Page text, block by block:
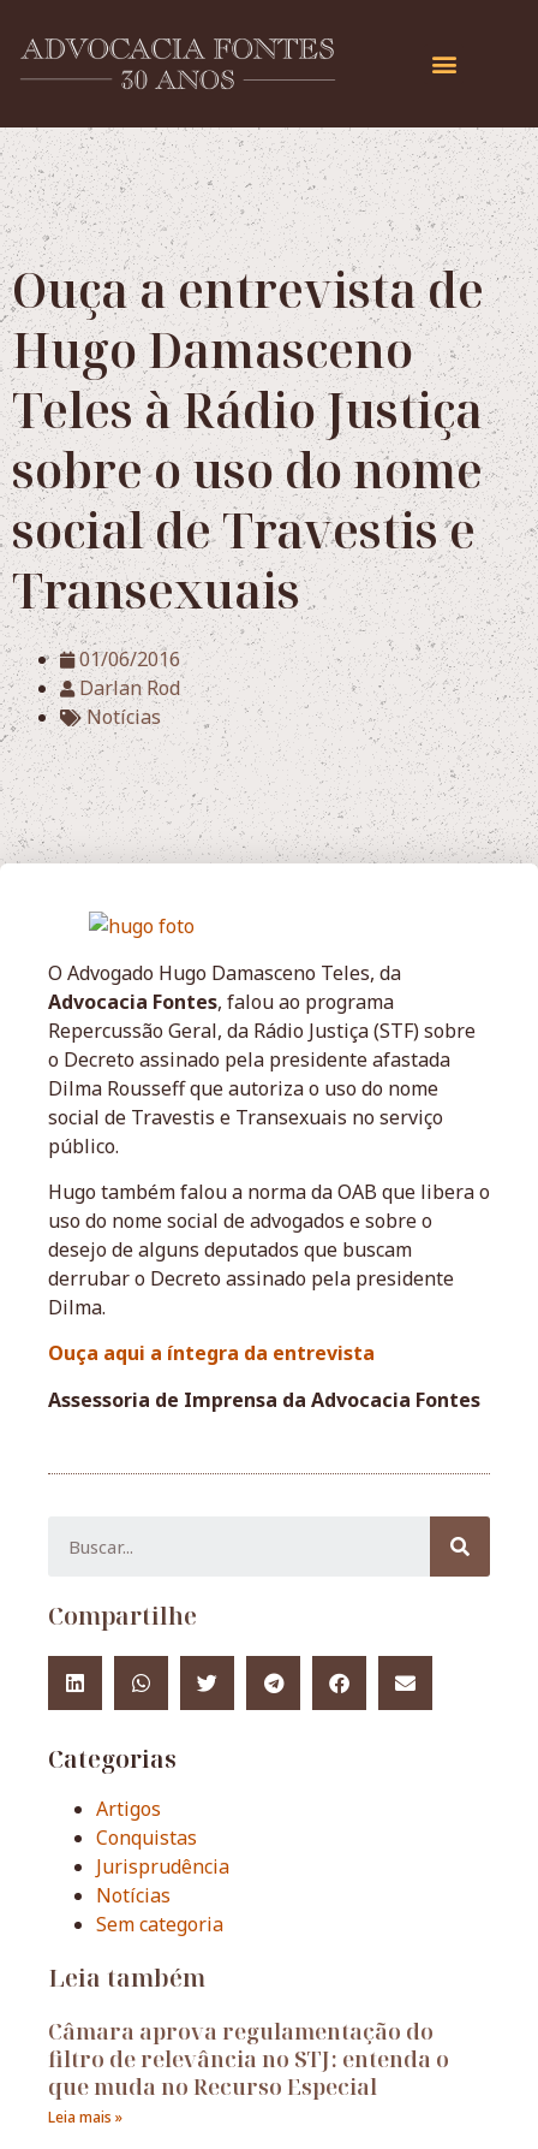
Ouça a entrevista de
Hugo Damasceno
Teles à Rádio Justiça
sobre o uso do nome
social de Travestis e
Transexuais
01/06/2016
Darlan Rod
Notícias
O Advogado Hugo Damasceno Teles, da
Advocacia Fontes, falou ao programa
Repercussão Geral, da Rádio Justiça (STF) sobre
o Decreto assinado pela presidente afastada
Dilma Rousseff que autoriza o uso do nome
social de Travestis e Transexuais no serviço
público.
Hugo também falou a norma da OAB que libera o
uso do nome social de advogados e sobre o
desejo de alguns deputados que buscam
derrubar o Decreto assinado pela presidente
Dilma.
Ouça aqui a íntegra da entrevista
Assessoria de Imprensa da Advocacia Fontes
Compartilhe
Categorias
Artigos
Conquistas
Jurisprudência
Notícias
Sem categoria
Leia também
Câmara aprova regulamentação do
filtro de relevância no STJ: entenda o
que muda no Recurso Especial
Leia mais »